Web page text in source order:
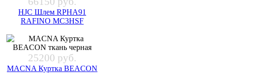
HJC Шлем RPHA91
RAFINO MC3HSF
25200 руб.
MACNA Куртка BEACON